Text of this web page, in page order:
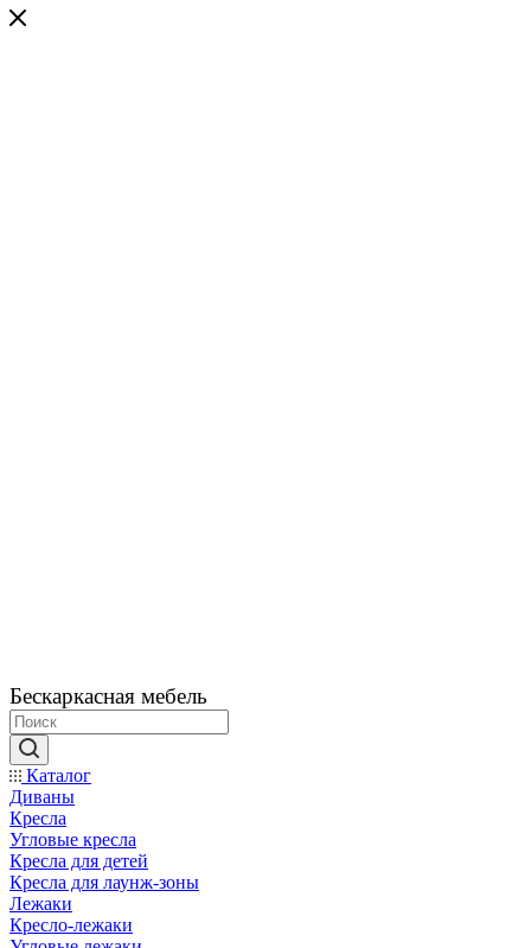
Бескаркасная мебель
Каталог
Диваны
Кресла
Угловые кресла
Кресла для детей
Кресла для лаунж-зоны
Лежаки
Кресло-лежаки